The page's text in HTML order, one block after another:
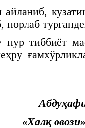
тиббиёт
«Халқ